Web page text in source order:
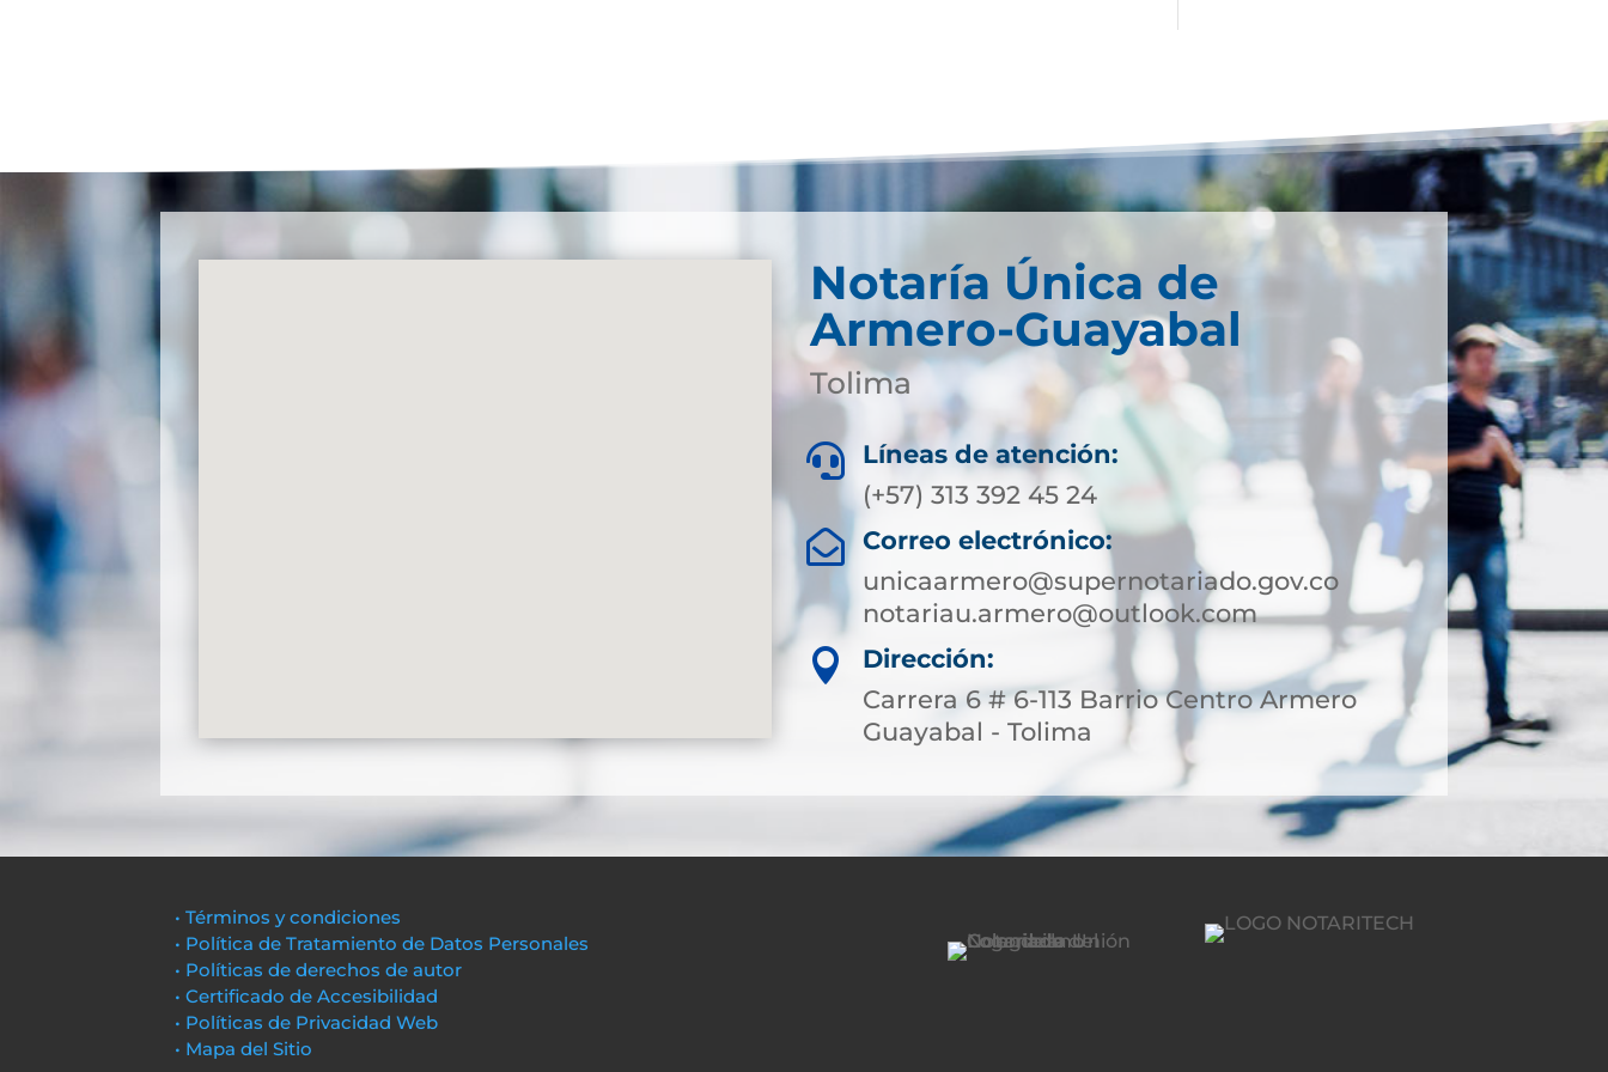
Notaría Única de
Armero-Guayabal
Tolima

Líneas de atención:
(+57) 313 392 45 24

Correo electrónico:
unicaarmero@supernotariado.gov.co
notariau.armero@outlook.com

Dirección:
Carrera 6 # 6-113 Barrio Centro Armero
Guayabal - Tolima
• Términos y condiciones
• Política de Tratamiento de Datos Personales
• Políticas de derechos de autor
• Certificado de Accesibilidad
• Políticas de Privacidad Web
• Mapa del Sitio